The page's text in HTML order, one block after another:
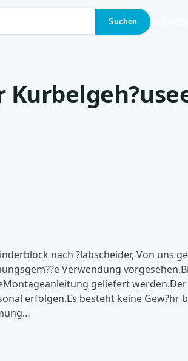
Suchen
nach ?labscheider, Von uns
Verwendung
geliefert
erfolgen.Es besteht keine Gew?hr